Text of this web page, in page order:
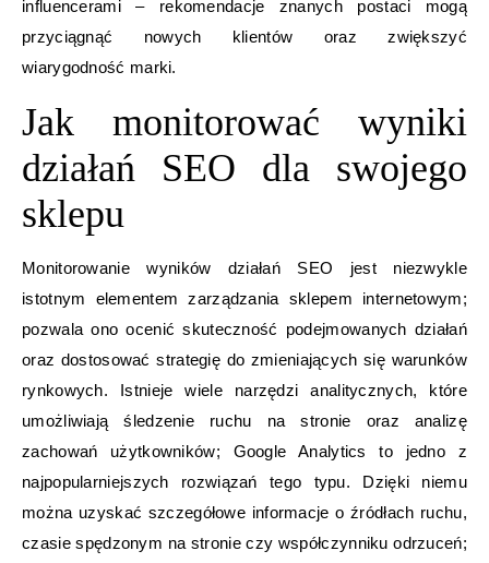
influencerami – rekomendacje znanych postaci mogą
przyciągnąć nowych klientów oraz zwiększyć
wiarygodność marki.
Jak monitorować wyniki
działań SEO dla swojego
sklepu
Monitorowanie wyników działań SEO jest niezwykle
istotnym elementem zarządzania sklepem internetowym;
pozwala ono ocenić skuteczność podejmowanych działań
oraz dostosować strategię do zmieniających się warunków
rynkowych. Istnieje wiele narzędzi analitycznych, które
umożliwiają śledzenie ruchu na stronie oraz analizę
zachowań użytkowników; Google Analytics to jedno z
najpopularniejszych rozwiązań tego typu. Dzięki niemu
można uzyskać szczegółowe informacje o źródłach ruchu,
czasie spędzonym na stronie czy współczynniku odrzuceń;